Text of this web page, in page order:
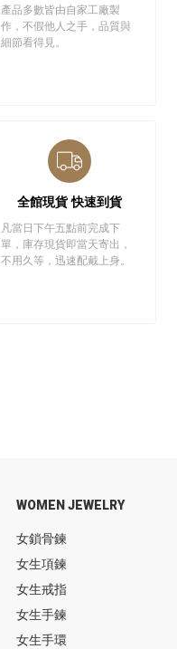
產品多數皆由自家工廠製
作，不假他人之手，品質與
細節看得見。
全館現貨 快速到貨
凡當日下午五點前完成下
單，庫存現貨即當天寄出，
不用久等，迅速配戴上身。
WOMEN JEWELRY
女鎖骨鍊
女生項鍊
女生戒指
女生手鍊
女生手環